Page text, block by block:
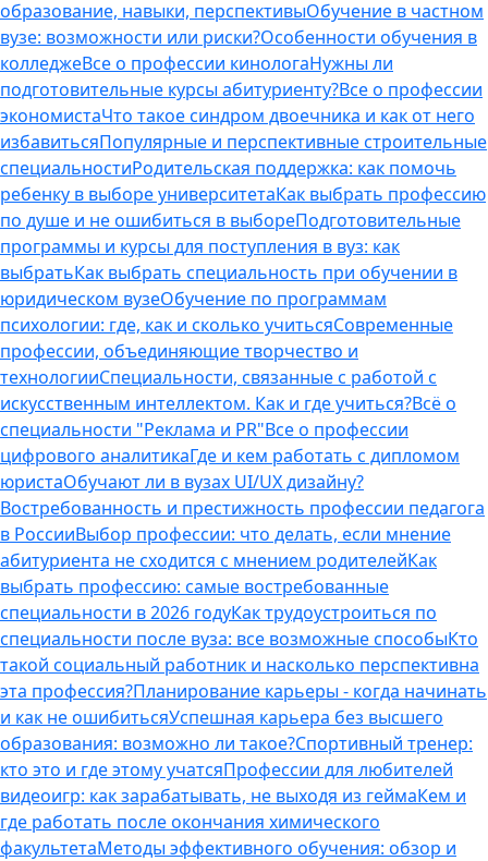
образование, навыки, перспективыОбучение в частном
вузе: возможности или риски?Особенности обучения в
колледжеВсе о профессии кинологаНужны ли
подготовительные курсы абитуриенту?Все о профессии
экономистаЧто такое синдром двоечника и как от него
избавитьсяПопулярные и перспективные строительные
специальностиРодительская поддержка: как помочь
ребенку в выборе университетаКак выбрать профессию
по душе и не ошибиться в выбореПодготовительные
программы и курсы для поступления в вуз: как
выбратьКак выбрать специальность при обучении в
юридическом вузеОбучение по программам
психологии: где, как и сколько учитьсяСовременные
профессии, объединяющие творчество и
технологииСпециальности, связанные с работой с
искусственным интеллектом. Как и где учиться?Всё о
специальности "Реклама и PR"Все о профессии
цифрового аналитикаГде и кем работать с дипломом
юристаОбучают ли в вузах UI/UX дизайну?
Востребованность и престижность профессии педагога
в РоссииВыбор профессии: что делать, если мнение
абитуриента не сходится с мнением родителейКак
выбрать профессию: самые востребованные
специальности в 2026 годуКак трудоустроиться по
специальности после вуза: все возможные способыКто
такой социальный работник и насколько перспективна
эта профессия?Планирование карьеры - когда начинать
и как не ошибитьсяУспешная карьера без высшего
образования: возможно ли такое?Спортивный тренер:
кто это и где этому учатсяПрофессии для любителей
видеоигр: как зарабатывать, не выходя из геймаКем и
где работать после окончания химического
факультетаМетоды эффективного обучения: обзор и